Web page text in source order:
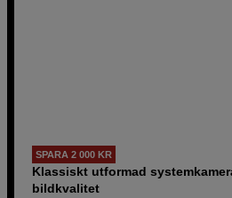
SPARA 2 000 KR
Klassiskt utformad
bildkvalitet